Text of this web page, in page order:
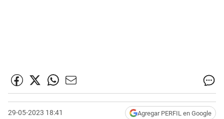
29-05-2023 18:41 Agregar PERFIL en Google